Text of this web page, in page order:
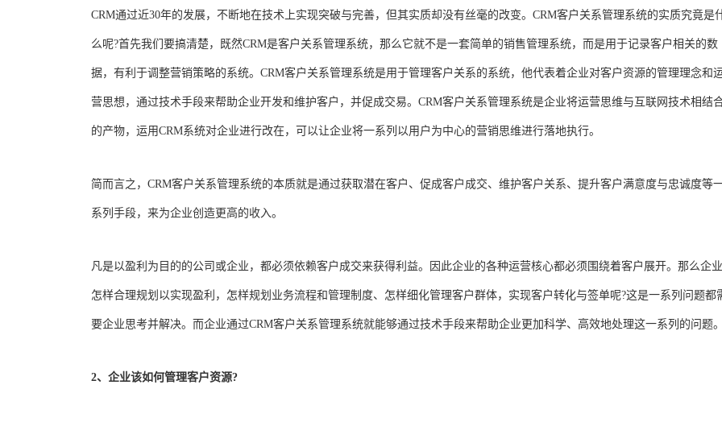
CRM通过近30年的发展，不断地在技术上实现突破与完善，但其实质却没有丝毫的改变。CRM客户关系管理系统的实质究竟是
么呢?首先我们要搞清楚，既然CRM是客户关系管理系统，那么它就不是一套简单的销售管理系统，而是用于记录客户相关的数
据，有利于调整营销策略的系统。CRM客户关系管理系统是用于管理客户关系的系统，他代表着企业对客户资源的管理理念和
营思想，通过技术手段来帮助企业开发和维护客户，并促成交易。CRM客户关系管理系统是企业将运营思维与互联网技术相结
的产物，运用CRM系统对企业进行改在，可以让企业将一系列以用户为中心的营销思维进行落地执行。
简而言之，CRM客户关系管理系统的本质就是通过获取潜在客户、促成客户成交、维护客户关系、提升客户满意度与忠诚度等
系列手段，来为企业创造更高的收入。
凡是以盈利为目的的公司或企业，都必须依赖客户成交来获得利益。因此企业的各种运营核心都必须围绕着客户展开。那么企
怎样合理规划以实现盈利，怎样规划业务流程和管理制度、怎样细化管理客户群体，实现客户转化与签单呢?这是一系列问题都
要企业思考并解决。而企业通过CRM客户关系管理系统就能够通过技术手段来帮助企业更加科学、高效地处理这一系列的问题。
2、企业该如何管理客户资源?